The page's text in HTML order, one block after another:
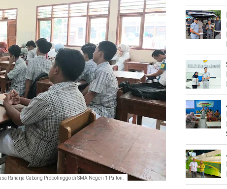
Raharja Cabang Probolinggo di SMA Negeri 1 Paiton.